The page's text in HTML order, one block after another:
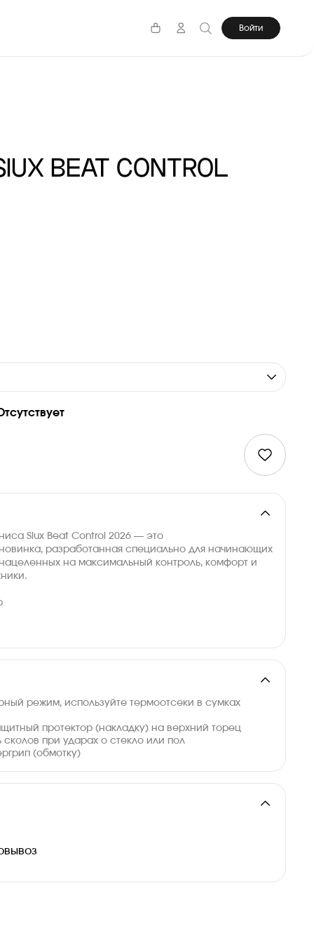
Войти
BEAT CONTROL
Siux Beat Control 2026 — это
разработанная специально для начинающих
на максимальный контроль, комфорт и
режим, используйте термоотсеки в сумках
протектор (накладку) на верхний торец
при ударах о стекло или пол
(обмотку)